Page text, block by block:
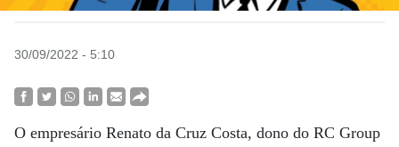
30/09/2022 - 5:10
O empresário Renato da Cruz Costa, dono do RC Group